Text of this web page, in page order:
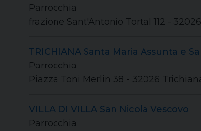
Parrocchia
frazione Sant'Antonio Tortal 112 -
TRICHIANA Santa Maria Assunta e
Parrocchia
Piazza Toni Merlin 38 - 32026
VILLA DI VILLA San Nicola Vescovo
Parrocchia